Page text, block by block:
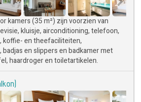
kamers (35 m²) zijn voorzien van
kluisje, airconditioning, telefoon,
koffie- en theefaciliteiten,
en slippers en badkamer met
haardroger en toiletartikelen.